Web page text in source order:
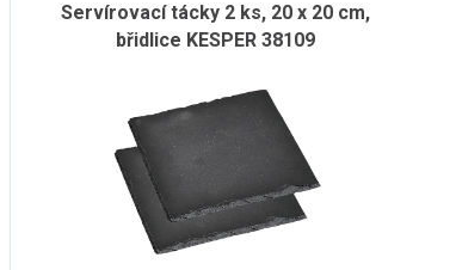
Servírovací tácky 2 ks, 20 x 20 cm,
břidlice KESPER 38109